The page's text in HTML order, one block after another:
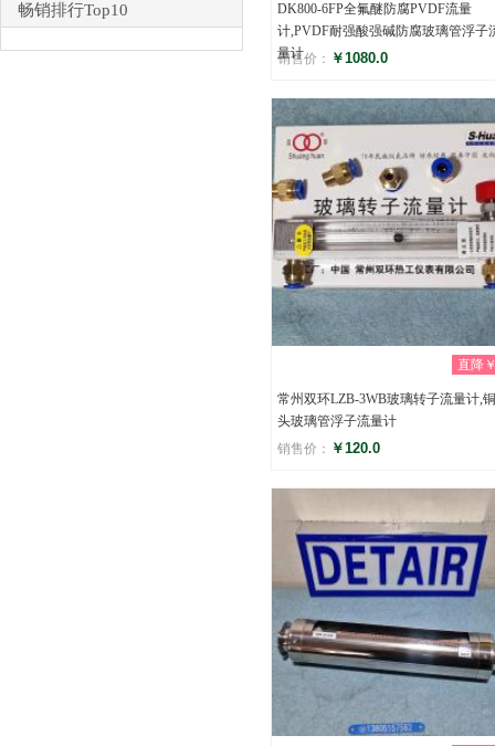
畅销排行Top10
DK800-6FP全氟醚防腐PVDF流量
计,PVDF耐强酸强碱防腐玻璃管浮子
量计
销售价： ￥1080.0
评分
(0)
直降
常州双环LZB-3WB玻璃转子流量计,
头玻璃管浮子流量计
销售价： ￥120.0
评分